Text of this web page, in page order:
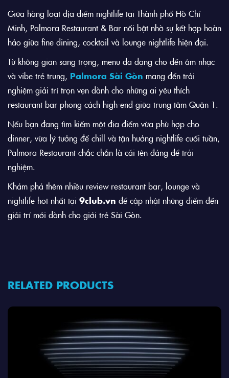
Giữa hàng loạt địa điểm nightlife tại Thành phố Hồ Chí
Minh, Palmora Restaurant & Bar nổi bật nhờ sự kết hợp hoàn
hảo giữa fine dining, cocktail và lounge nightlife hiện đại.
Từ không gian sang trọng, menu đa dạng cho đến âm nhạc
và vibe trẻ trung, Palmora Sài Gòn mang đến trải
nghiệm giải trí trọn vẹn dành cho những ai yêu thích
restaurant bar phong cách high-end giữa trung tâm Quận 1.
Nếu bạn đang tìm kiếm một địa điểm vừa phù hợp cho
dinner, vừa lý tưởng để chill và tận hưởng nightlife cuối tuần,
Palmora Restaurant chắc chắn là cái tên đáng để trải
nghiệm.
Khám phá thêm nhiều review restaurant bar, lounge và
nightlife hot nhất tại 9club.vn để cập nhật những điểm đến
giải trí mới dành cho giới trẻ Sài Gòn.
RELATED PRODUCTS